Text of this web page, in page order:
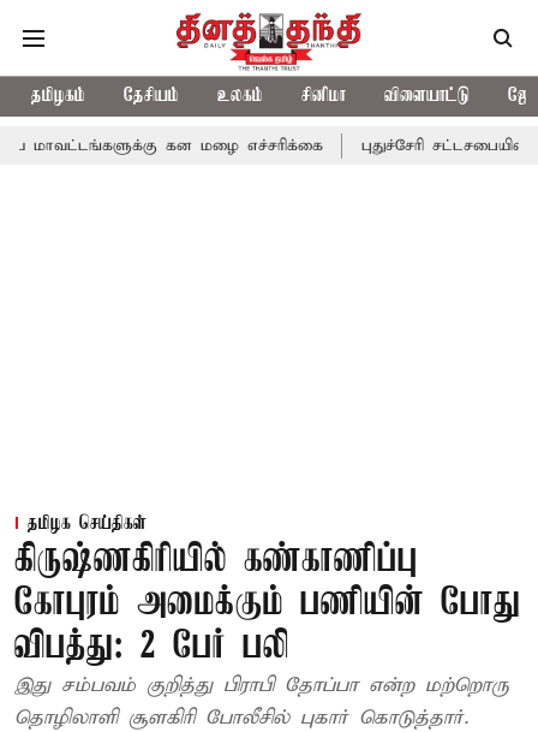
தமிழகம் தேசியம் உலகம் சினிமா விளையாட்டு
கன மழை எச்சரிக்கை புதுச்சேரி சட்டசபையில் வரும்
தமிழக செய்திகள்
கிருஷ்ணகிரியில் கண்காணிப்பு
கோபுரம் அமைக்கும் பணியின் போது
விபத்து: 2 பேர் பலி
இது சம்பவம் குறித்து பிராபி தோப்பா என்ற மற்றொரு
தொழிலாளி சூளகிரி போலீசில் புகார் கொடுத்தார்.